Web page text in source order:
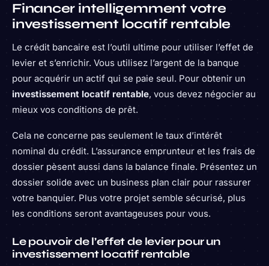
Financer intelligemment votre
investissement locatif rentable
Le crédit bancaire est l’outil ultime pour utiliser l’effet de
levier et s’enrichir. Vous utilisez l’argent de la banque
pour acquérir un actif qui se paie seul. Pour obtenir un
investissement locatif rentable, vous devez négocier au
mieux vos conditions de prêt.
Cela ne concerne pas seulement le taux d’intérêt
nominal du crédit. L’assurance emprunteur et les frais de
dossier pèsent aussi dans la balance finale. Présentez un
dossier solide avec un business plan clair pour rassurer
votre banquier. Plus votre projet semble sécurisé, plus
les conditions seront avantageuses pour vous.
Le pouvoir de l’effet de levier pour un
investissement locatif rentable